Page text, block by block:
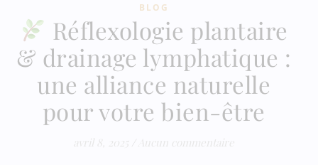
BLOG
Réflexologie plantaire
& drainage lymphatique :
une alliance naturelle
pour votre bien-être
avril 8, 2025 Aucun commentaire